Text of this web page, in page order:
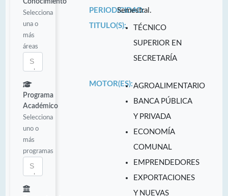
Selecciona
una o
más
áreas
Programa
Académico
Selecciona
uno o
más
programas
PERIODICIDAD:
Semestral.
TITULO(S):
TÉCNICO
SUPERIOR EN
SECRETARÍA
MOTOR(ES):AGROALIMENTARIO
BANCA PÚBLICA
Y PRIVADA
ECONOMÍA
COMUNAL
EMPRENDEDORES
EXPORTACIONES
Y NUEVAS